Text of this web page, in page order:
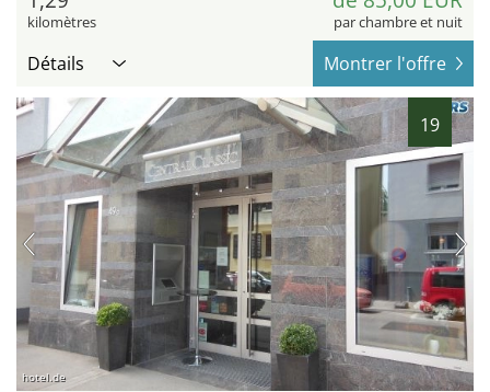
kilomètres par chambre et nuit
Détails Montrer l'offre
19
hotel.de